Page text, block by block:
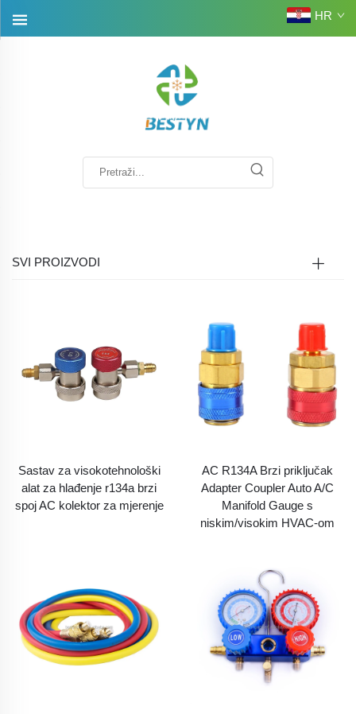
HR
SVI PROIZVODI
Sastav za visokotehnološki
alat za hlađenje r134a brzi
spoj AC kolektor za mjerenje
AC R134A Brzi priključak
Adapter Coupler Auto A/C
Manifold Gauge s
niskim/visokim HVAC-om